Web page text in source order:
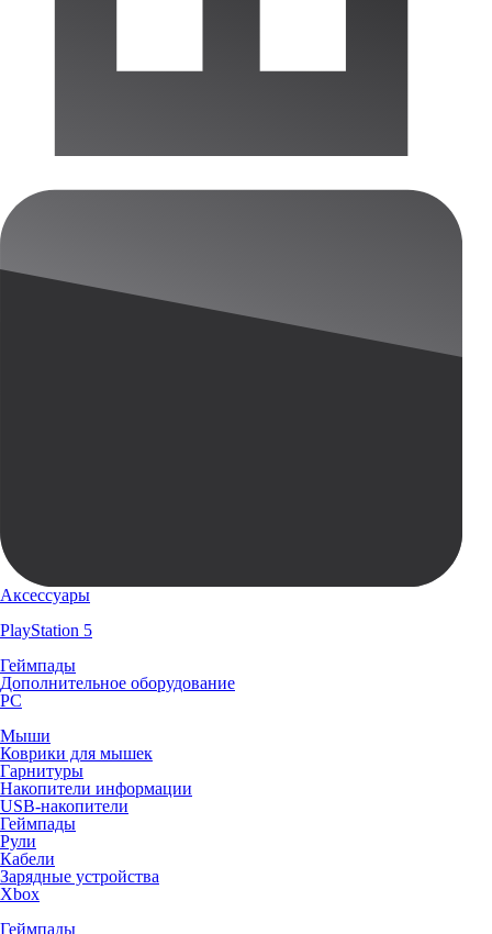
Аксессуары
PlayStation 5
Геймпады
Дополнительное оборудование
PC
Мыши
Коврики для мышек
Гарнитуры
Накопители информации
USB-накопители
Геймпады
Рули
Кабели
Зарядные устройства
Xbox
Геймпады